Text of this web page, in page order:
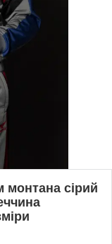
монтана сірий